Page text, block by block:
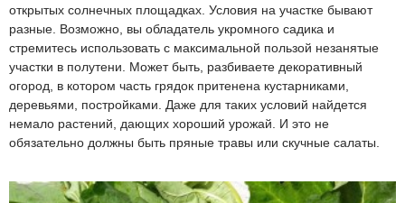
открытых солнечных площадках. Условия на участке бывают
разные. Возможно, вы обладатель укромного садика и
стремитесь использовать с максимальной пользой незанятые
участки в полутени. Может быть, разбиваете декоративный
огород, в котором часть грядок притенена кустарниками,
деревьями, постройками. Даже для таких условий найдется
немало растений, дающих хороший урожай. И это не
обязательно должны быть пряные травы или скучные салаты.